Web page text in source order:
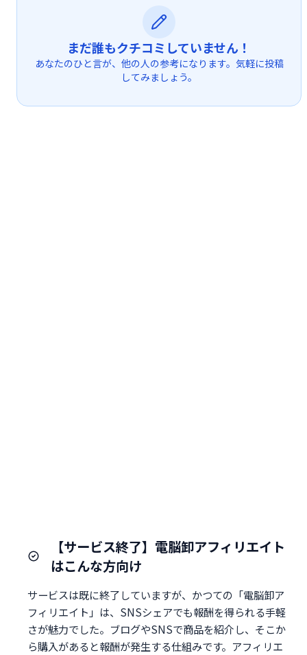
まだ誰もクチコミしていません！
あなたのひと言が、他の人の参考になります。気軽に投稿
してみましょう。
【サービス終了】電脳卸アフィリエイト
はこんな方向け
サービスは既に終了していますが、かつての「電脳卸ア
フィリエイト」は、SNSシェアでも報酬を得られる手軽
さが魅力でした。ブログやSNSで商品を紹介し、そこか
ら購入があると報酬が発生する仕組みです。アフィリエ